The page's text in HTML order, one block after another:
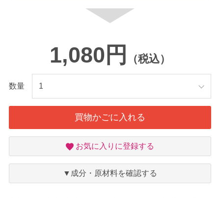
1,080円 （税込）
数量
買物かごに入れる
お
入
り
お気に入りに登録する
▼成分・原材料を確認する